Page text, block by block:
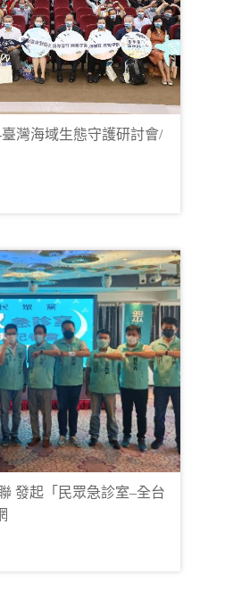
灣海域生態守護研討會/
發起「民眾急診室–全台